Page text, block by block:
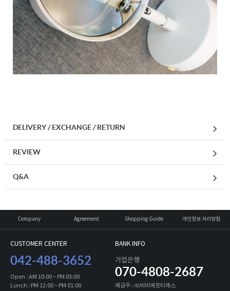
DELIVERY / EXCHANGE / RETURN
REVIEW
Q&A
Company Agreement Shopping Guide 개인정보 처리방침
CUSTOMER CENTER
042-488-3652
Open : AM 10:00 ~ PM 05:00
Lunch : PM 12:00 ~ PM 01:00
BANK INFO
기업은행
070-4808-2687
예금주 : ㈜비비에프티에스